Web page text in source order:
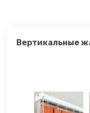
ЯЗЫКИ
Вертикальные